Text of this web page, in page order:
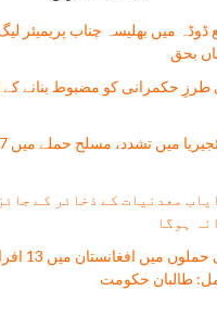
میں بھلیسہ چناب پریمیئر
بحق
معدنیات کے ذخائر کے
ہوگا
پاکستانی